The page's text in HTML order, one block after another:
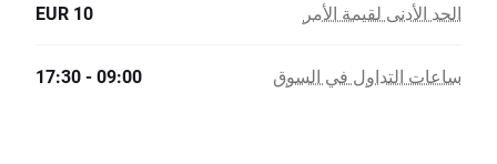
الحد الأدنى لقيمة الأمر 10 EUR
ساعات التداول في السوق 09:00 - 17:30